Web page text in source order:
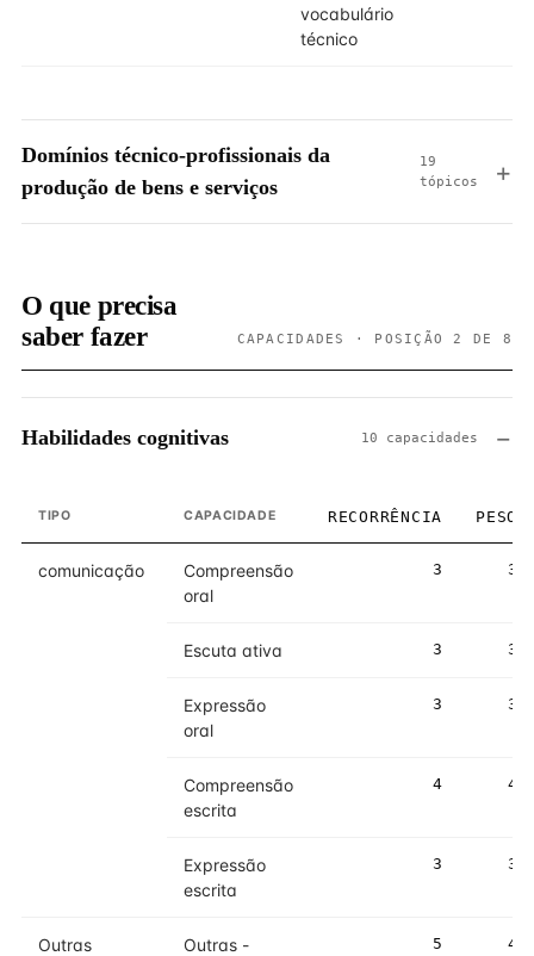
vocabulário
técnico
Domínios técnico-profissionais da
produção de bens e serviços
19
tópicos
O que precisa
saber fazer
CAPACIDADES · POSIÇÃO 2 DE 8
Habilidades cognitivas 10 capacidades
TIPO CAPACIDADE RECORRÊNCIA PESO
comunicação
Compreensão
oral
3 3
Escuta ativa 3 3
Expressão
oral
3 3
Compreensão
escrita
4 4
Expressão
escrita
3 3
Outras
Outras -
5 4